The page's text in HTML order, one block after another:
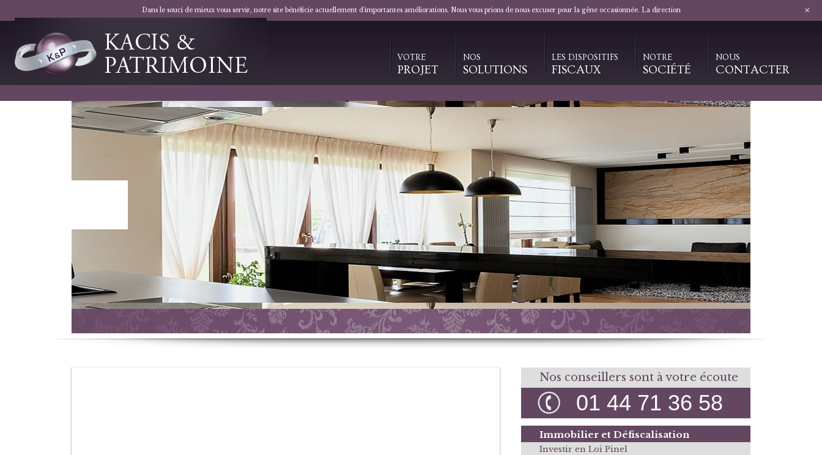
VOTRE
PROJET
NOS
SOLUTIONS
LES DISPOSITIFS
FISCAUX
NOTRE
SOCIÉTÉ
NOUS
CONTACTER
Nos conseillers sont à votre écoute
01 44 71 36 58
Immobilier et Défiscalisation
Investir en Loi Pinel
Dans le souci de mieux vous servir, notre site bénéficie actuellement d'importantes améliorations. Nous vous prions de nous excuser pour la gêne occasionnée. La direction +